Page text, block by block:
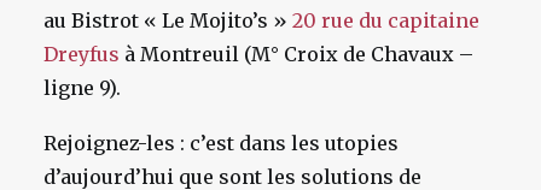
au Bistrot « Le Mojito’s » 20 rue du capitaine
Dreyfus à Montreuil (M° Croix de Chavaux –
ligne 9).
Rejoignez-les : c’est dans les utopies
d’aujourd’hui que sont les solutions de